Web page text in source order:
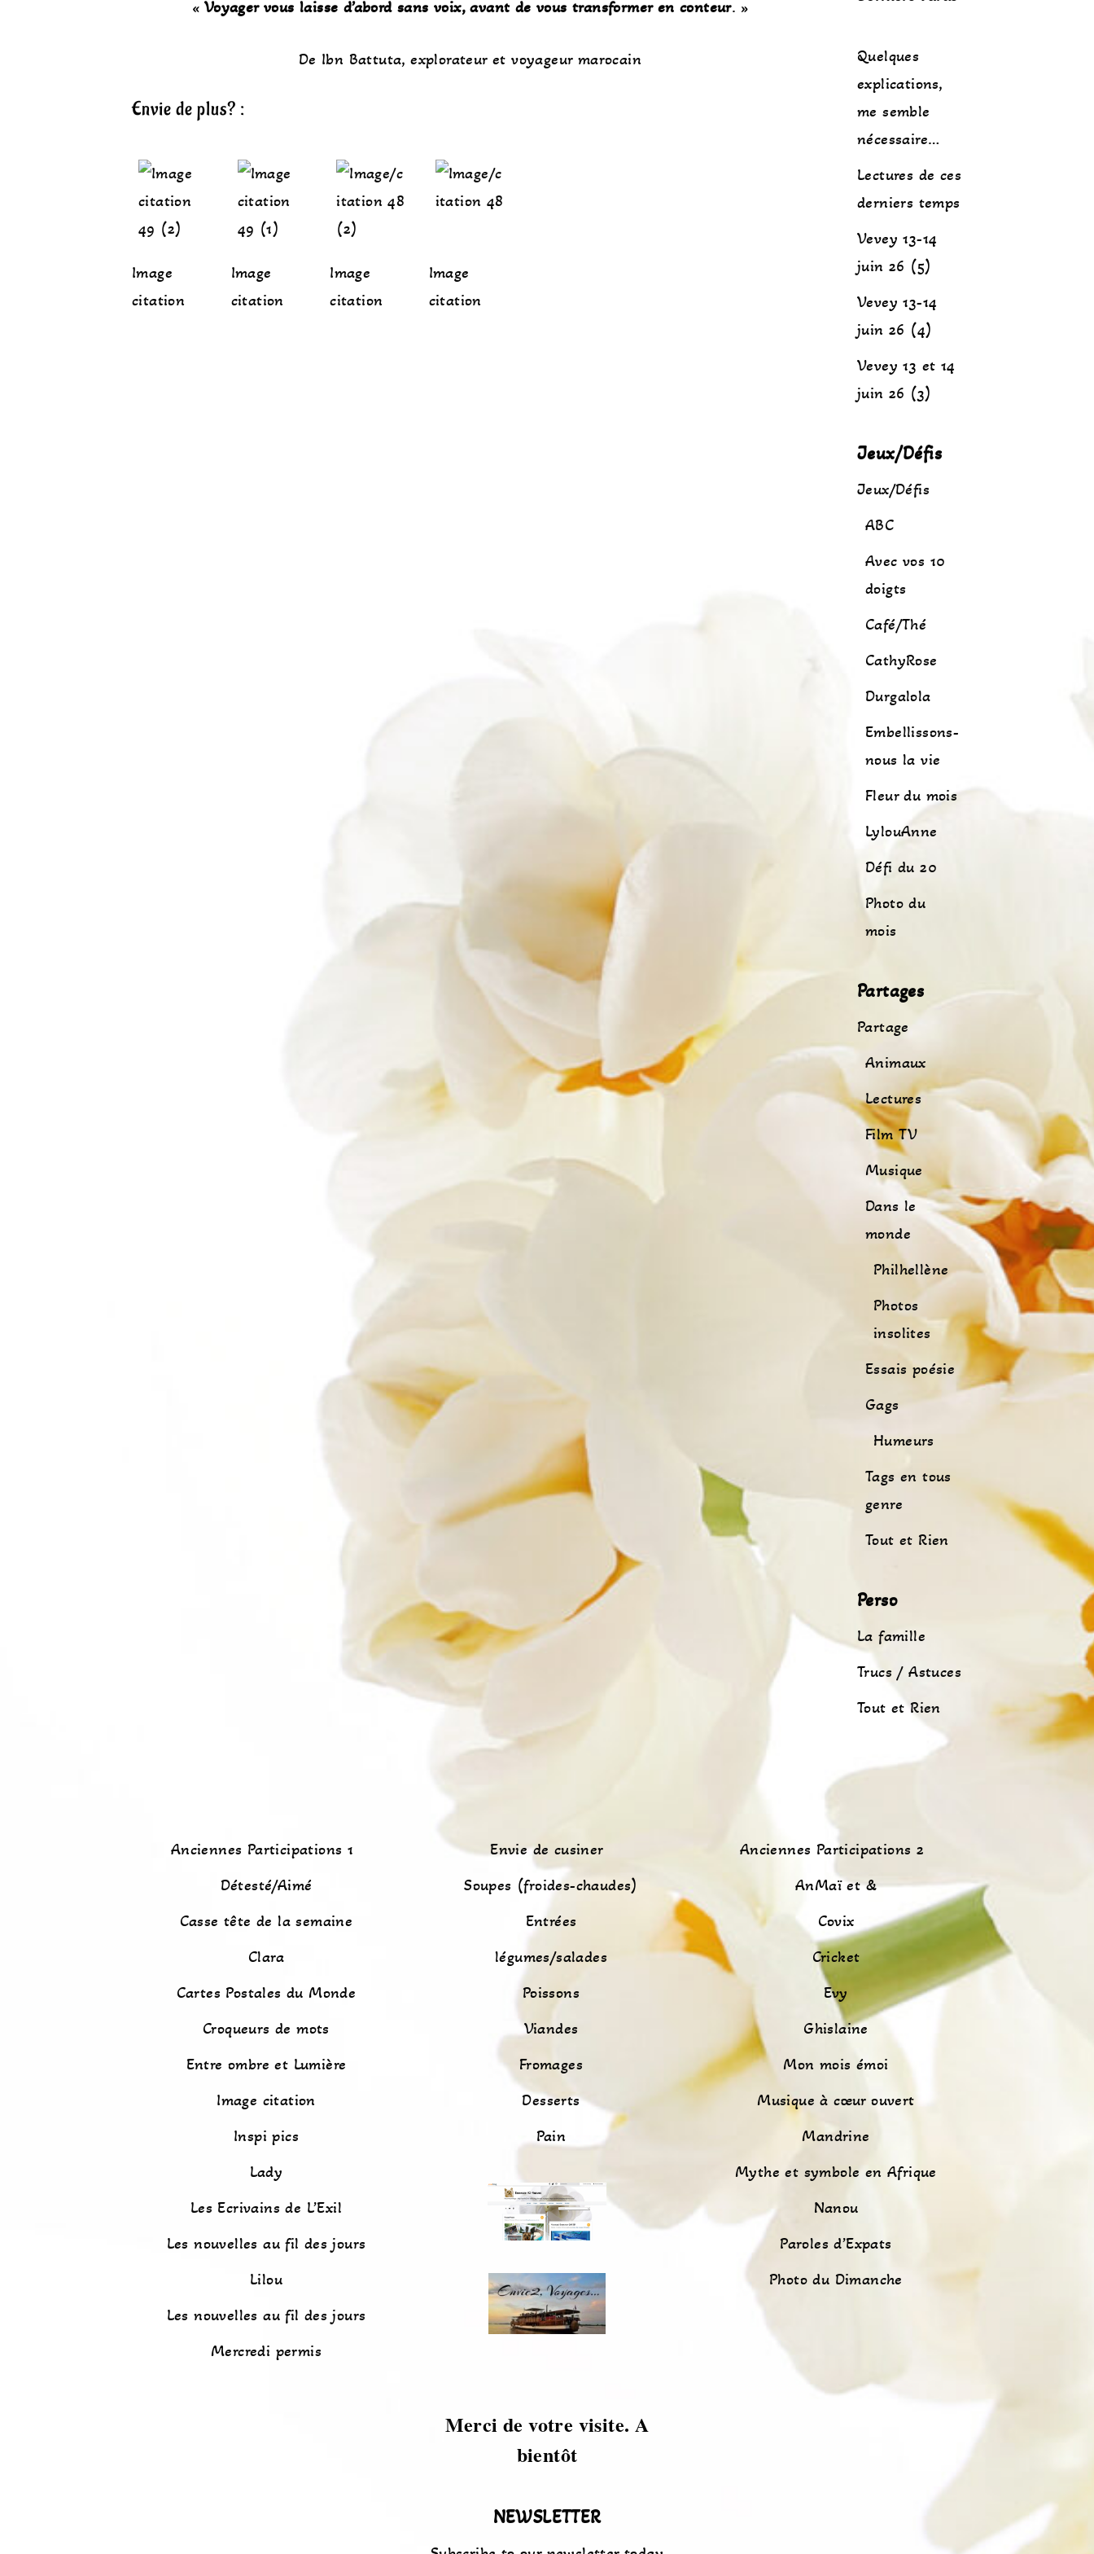
« Voyager vous laisse d’abord sans voix, avant de vous transformer en conteur. »
De Ibn Battuta, explorateur et voyageur marocain
Envie de plus? :
Image
citation
Image
citation
Image
citation
Image
citation
Quelques
explications,
me semble
nécessaire…
Lectures de ces
derniers temps
Vevey 13-14
juin 26 (5)
Vevey 13-14
juin 26 (4)
Vevey 13 et 14
juin 26 (3)
Jeux/Défis
Jeux/Défis
ABC
Avec vos 10
doigts
Café/Thé
CathyRose
Durgalola
Embellissons-
nous la vie
Fleur du mois
LylouAnne
Défi du 20
Photo du
mois
Partages
Partage
Animaux
Lectures
Film TV
Musique
Dans le
monde
Philhellène
Photos
insolites
Essais poésie
Gags
Humeurs
Tags en tous
genre
Tout et Rien
Perso
La famille
Trucs / Astuces
Tout et Rien
Anciennes Participations 1
Détesté/Aimé
Casse tête de la semaine
Clara
Cartes Postales du Monde
Croqueurs de mots
Entre ombre et Lumière
Image citation
Inspi pics
Lady
Les Ecrivains de L’Exil
Les nouvelles au fil des jours
Lilou
Les nouvelles au fil des jours
Mercredi permis
Envie de cusiner
Soupes (froides-chaudes)
Entrées
légumes/salades
Poissons
Viandes
Fromages
Desserts
Pain
Anciennes Participations 2
AnMaï et &
Covix
Cricket
Evy
Ghislaine
Mon mois émoi
Musique à cœur ouvert
Mandrine
Mythe et symbole en Afrique
Nanou
Paroles d’Expats
Photo du Dimanche
Merci de votre visite. A
bientôt
NEWSLETTER